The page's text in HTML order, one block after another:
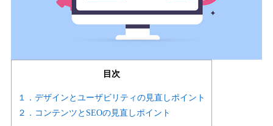
目次
１．デザインとユーザビリティの見直しポイント
２．コンテンツとSEOの見直しポイント